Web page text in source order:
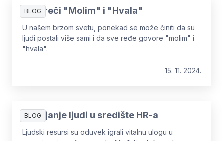
BLOG
Moć reči "Molim" i "Hvala"
U našem brzom svetu, ponekad se može činiti da su
ljudi postali više sami i da sve ređe govore "molim" i
"hvala".
15. 11. 2024.
BLOG
Stavljanje ljudi u središte HR-a
Ljudski resursi su oduvek igrali vitalnu ulogu u